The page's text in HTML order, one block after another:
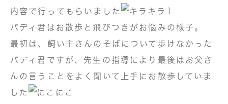
内容で行ってもらいました
パディ君はお散歩と飛びつきがお悩みの様子。
最初は、飼い主さんのそばについて歩けなかった
パディ君ですが、先生の指導により最後はお父さ
んの言うことをよく聞いて上手にお散歩していま
した